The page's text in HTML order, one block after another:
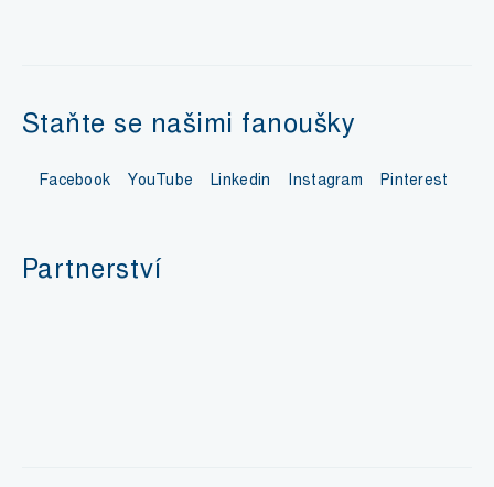
Staňte se našimi fanoušky
Facebook YouTube Linkedin Instagram Pinterest
Partnerství